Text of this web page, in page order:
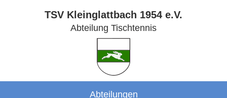
TSV Kleinglattbach 1954 e.V.
Abteilung Tischtennis
Abteilungen